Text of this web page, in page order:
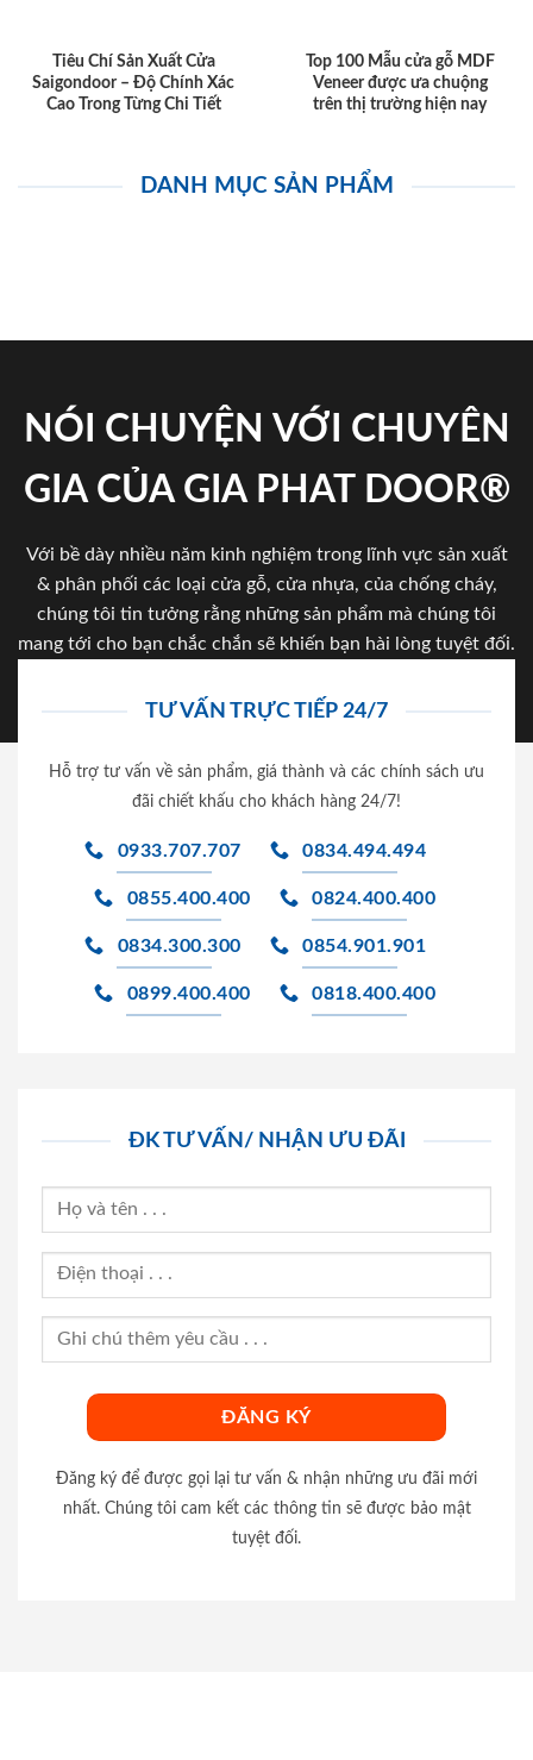
Tiêu Chí Sản Xuất Cửa
Saigondoor – Độ Chính Xác
Cao Trong Từng Chi Tiết
Top 100 Mẫu cửa gỗ MDF
Veneer được ưa chuộng
trên thị trường hiện nay
DANH MỤC SẢN PHẨM
NÓI CHUYỆN VỚI CHUYÊN
GIA CỦA GIA PHAT DOOR®
Với bề dày nhiều năm kinh nghiệm trong lĩnh vực sản xuất
& phân phối các loại cửa gỗ, cửa nhựa, của chống cháy,
chúng tôi tin tưởng rằng những sản phẩm mà chúng tôi
mang tới cho bạn chắc chắn sẽ khiến bạn hài lòng tuyệt đối.
TƯ VẤN TRỰC TIẾP 24/7
Hỗ trợ tư vấn về sản phẩm, giá thành và các chính sách ưu
đãi chiết khấu cho khách hàng 24/7!
0933.707.707 0834.494.494
0855.400.400 0824.400.400
0834.300.300 0854.901.901
0899.400.400 0818.400.400
ĐK TƯ VẤN/ NHẬN ƯU ĐÃI
Đăng ký để được gọi lại tư vấn & nhận những ưu đãi mới
nhất. Chúng tôi cam kết các thông tin sẽ được bảo mật
tuyệt đối.